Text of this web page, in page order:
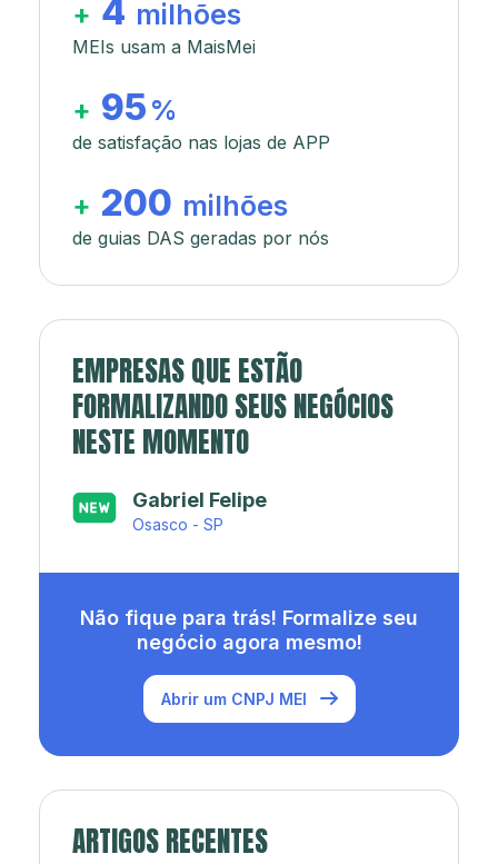
+ 4 milhões
MEIs usam a MaisMei
+ 95 %
de satisfação nas lojas de APP
+ 200 milhões
de guias DAS geradas por nós
EMPRESAS QUE ESTÃO
FORMALIZANDO SEUS NEGÓCIOS
NESTE MOMENTO
Japa’s açaí e sorveteria
Rio de Janeiro - RJ
Não fique para trás! Formalize seu
negócio agora mesmo!
Abrir um CNPJ MEI
ARTIGOS RECENTES